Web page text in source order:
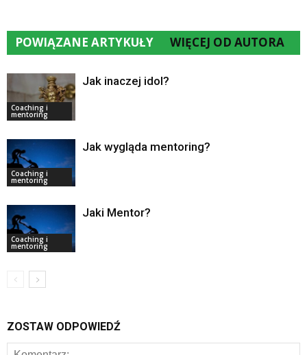
POWIĄZANE ARTYKUŁY WIĘCEJ OD AUTORA
Coaching i
mentoring
Jak inaczej idol?
Coaching i
mentoring
Jak wygląda mentoring?
Coaching i
mentoring
Jaki Mentor?
ZOSTAW ODPOWIEDŹ